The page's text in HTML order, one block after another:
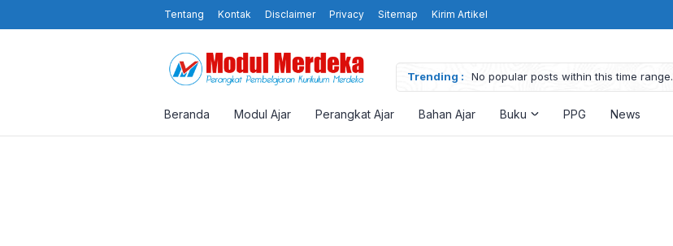
Tentang Kontak Disclaimer Privacy Sitemap Kirim Artikel
Trending : No popular posts within this time range.
Beranda Modul Ajar Perangkat Ajar Bahan Ajar Buku PPG News